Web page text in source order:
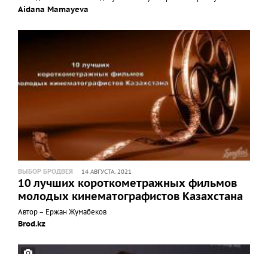
Aidana Mamayeva
ВЫБОР БРОДВЕЯ 14 АВГУСТА, 2021
10 лучших короткометражных фильмов
молодых кинематографистов Казахстана
Автор – Ержан Жумабеков
Brod.kz